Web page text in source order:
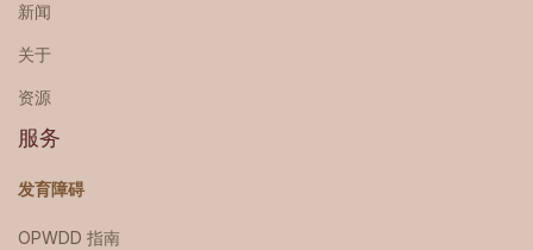
新闻
关于
资源
服务
发育障碍
OPWDD 指南